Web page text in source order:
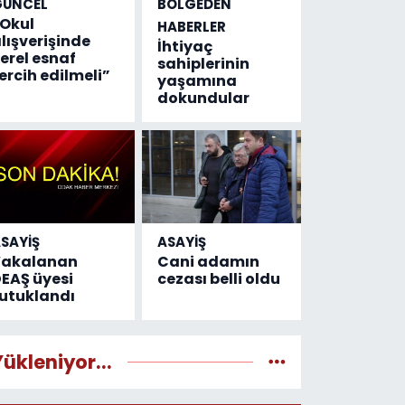
esnaf
edilmeli”
BÖLGEDEN
HABERLER
İhtiyaç
sahiplerinin
yaşamına
dokundular
üyesi
ASAYİŞ
Cani adamın
cezası belli oldu